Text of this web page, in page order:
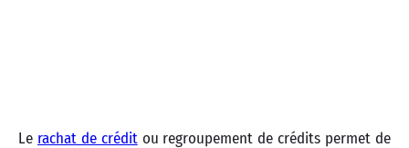
Le rachat de créditou regroupement de crédits permet de